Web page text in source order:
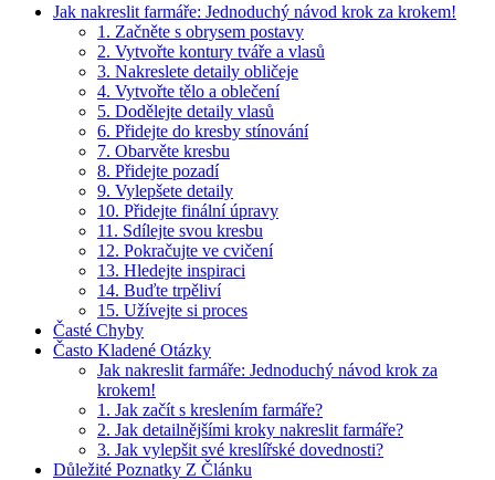
Jak nakreslit farmáře: Jednoduchý návod krok za krokem!
1. Začněte s obrysem postavy
2. Vytvořte kontury tváře a vlasů
3. Nakreslete detaily obličeje
4. Vytvořte tělo a oblečení
5. Dodělejte detaily vlasů
6. Přidejte do kresby stínování
7. Obarvěte kresbu
8. Přidejte pozadí
9. Vylepšete detaily
10. Přidejte finální úpravy
11. Sdílejte svou kresbu
12. Pokračujte ve cvičení
13. Hledejte inspiraci
14. Buďte trpěliví
15. Užívejte si proces
Časté Chyby
Často Kladené Otázky
Jak nakreslit farmáře: Jednoduchý návod krok za
krokem!
1. Jak začít s kreslením farmáře?
2. Jak detailnějšími kroky nakreslit farmáře?
3. Jak vylepšit své kreslířské dovednosti?
Důležité Poznatky Z Článku